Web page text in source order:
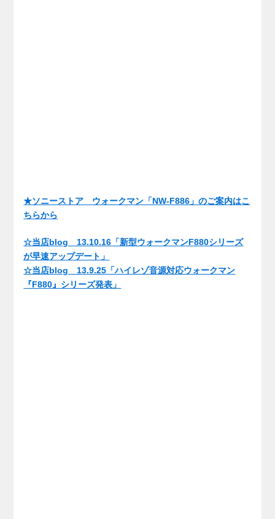
★ソニーストア ウォークマン「NW-F886」のご案内はこ
ちらから
☆当店blog 13.10.16「新型ウォークマンF880シリーズ
が早速アップデート」
☆当店blog 13.9.25「ハイレゾ音源対応ウォークマン
『F880』シリーズ発表」